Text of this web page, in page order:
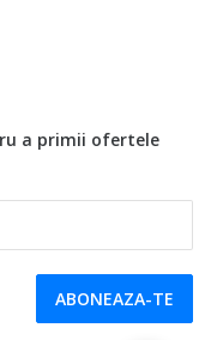
a primii ofertele
ABONEAZA-TE